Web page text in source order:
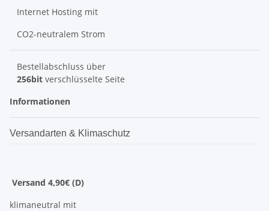
Internet Hosting mit
CO2-neutralem Strom
Bestellabschluss über
256bit verschlüsselte Seite
Informationen
Versandarten & Klimaschutz
Versand 4,90€ (D)
klimaneutral mit